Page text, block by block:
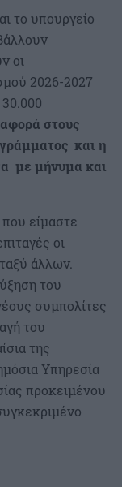
το υπουργείο
οι
2026-2027
στους
και η
με μήνυμα και
είμαστε
οι
άλλων.
του
συμπολίτες
του
της
Υπηρεσία
προκειμένου